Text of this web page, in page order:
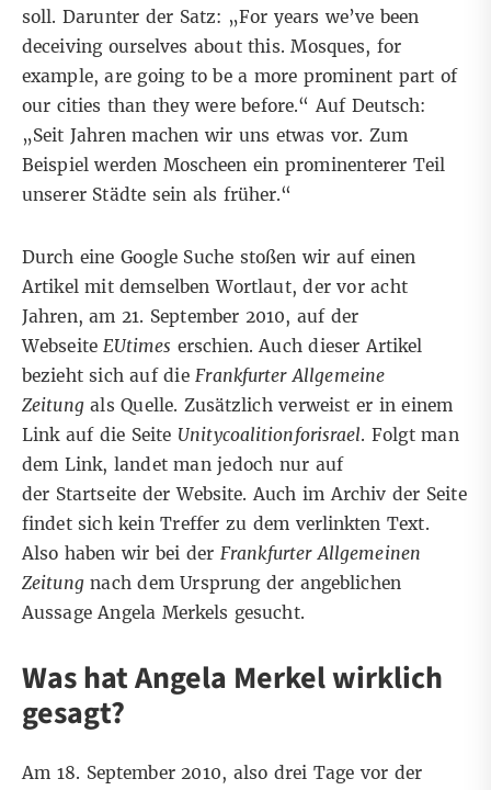
soll. Darunter der Satz: „For years we’ve been
deceiving ourselves about this. Mosques, for
example, are going to be a more prominent part of
our cities than they were before.“ Auf Deutsch:
„Seit Jahren machen wir uns etwas vor. Zum
Beispiel werden Moscheen ein prominenterer Teil
unserer Städte sein als früher.“
Durch eine Google Suche stoßen wir auf einen
Artikel mit demselben Wortlaut, der vor acht
Jahren, am 21. September 2010, auf der
WebseiteEUtimes erschien. Auch dieser Artikel
bezieht sich auf dieFrankfurter Allgemeine
Zeitungals Quelle. Zusätzlich verweist er in einem
Link auf die Seite Unitycoalitionforisrael. Folgt man
dem Link, landet man jedoch nur auf
der Startseiteder Website. Auch im Archiv der Seite
findet sich kein Treffer zu dem verlinkten Text.
Also haben wir bei derFrankfurter Allgemeinen
Zeitungnach dem Ursprung der angeblichen
Aussage Angela Merkels gesucht.
Was hat Angela Merkel wirklich
gesagt?
Am 18. September 2010, also drei Tage vor der